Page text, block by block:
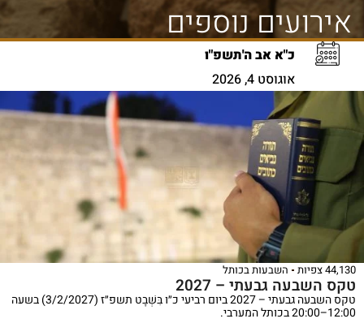
אירועים נוספים
כ"א אב ה'תשפ"ו
אוגוסט 4, 2026
44,130 צפיות השבעות בכותל
טקס השבעה גבעתי – 2027
טקס השבעה גבעתי – 2027 ביום רביעי כ״ו בִּשְׁבָט תשפ״ז (3/2/2027) בשעה
12:00–20:00 בכותל המערבי.